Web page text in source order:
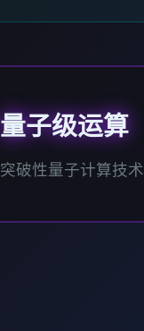
量子级运算
突破性量子计算技术